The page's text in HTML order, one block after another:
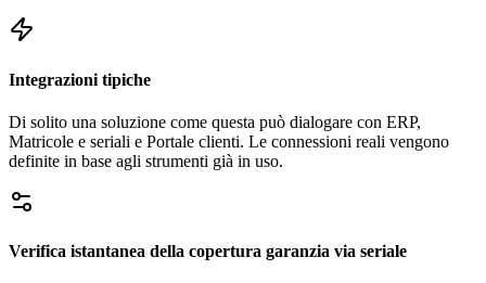
Integrazioni tipiche
Di solito una soluzione come questa può dialogare con ERP,
Matricole e seriali e Portale clienti. Le connessioni reali vengono
definite in base agli strumenti già in uso.
Verifica istantanea della copertura garanzia via seriale